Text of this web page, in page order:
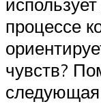
процессе
чувств?